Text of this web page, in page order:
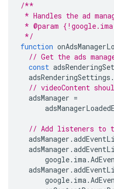
/**
* Handles the ad
* @param
*/
function
// Get the ads
const
adsRenderingSettings .
// videoContent
adsManager =
// Add listeners to
adsManager .
adsManager .
google. ima.
adsManager .
google. ima.